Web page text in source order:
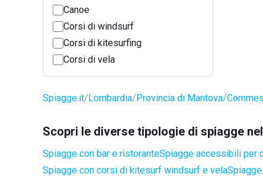
Canoe
Corsi di windsurf
Corsi di kitesurfing
Corsi di vela
Spiagge.it Lombardia Provincia di Mantova
Scopri le diverse tipologie di spiagge
Spiagge con bar e ristoranteSpiagge accessibili per
Spiagge con corsi di kitesurf windsurf e vela